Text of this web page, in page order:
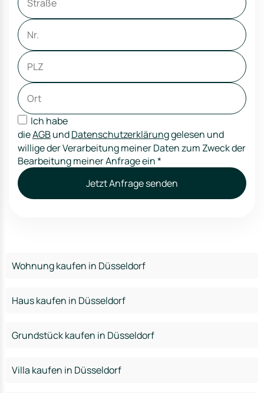
Ich habe
dieAGBundDatenschutzerklärunggelesen und
willige der Verarbeitung meiner Daten zum Zweck der
Bearbeitung meiner Anfrage ein*
Jetzt Anfrage senden
Wohnung kaufen in Düsseldorf
Haus kaufen in Düsseldorf
Grundstück kaufen in Düsseldorf
Villa kaufen in Düsseldorf